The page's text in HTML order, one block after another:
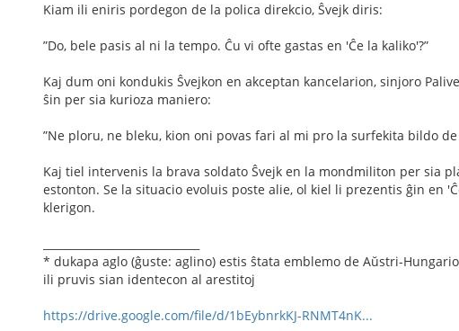
Kiam ili eniris pordegon de la polica direkcio, Ŝvejk diris:
”Do, bele pasis al ni la tempo. Ĉu vi ofte gastas en 'Ĉe la kaliko'?”
Kaj dum oni kondukis Ŝvejkon en akceptan kancelarion, sinjoro
ŝin per sia kurioza maniero:
”Ne ploru, ne bleku, kion oni povas fari al mi pro la surfekita bildo
Kaj tiel intervenis la brava soldato Ŝvejk en la mondmiliton per sia
estonton. Se la situacio evoluis poste alie, ol kiel li prezentis ĝin en
klerigon.
* dukapa aglo (ĝuste: aglino) estis ŝtata emblemo de Aŭstri-
ili pruvis sian identecon al arestitoj
https://drive.google.com/file/d/1bEybnrkKJ-RNMT4nK...